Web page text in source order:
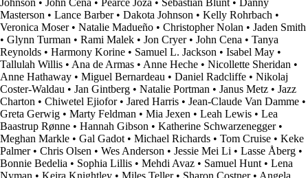
Johnson • John Cena • Pearce Joza • Sebastian Blunt • Danny
Masterson • Lance Barber• Dakota Johnson • Kelly Rohrbach •
Veronica Moser• Natalie Madueño • Christopher Nolan • Jaden Smith
• Glynn Turman • Rami Malek • Jon Cryer• John Cena • Tanya
Reynolds • Harmony Korine • Samuel L. Jackson • Isabel May •
Tallulah Willis • Ana de Armas • Anne Heche • Nicollette Sheridan •
Anne Hathaway • Miguel Bernardeau • Daniel Radcliffe • Nikolaj
Coster-Waldau • Jan Gintberg • Natalie Portman • Janus Metz • Jazz
Charton • Chiwetel Ejiofor• Jared Harris • Jean-Claude Van Damme •
Greta Gerwig • Marty Feldman • Mia Jexen • Leah Lewis • Lea
Baastrup Rønne • Hannah Gibson • Katherine Schwarzenegger•
Meghan Markle • Gal Gadot • Michael Richards • Tom Cruise • Keke
Palmer• Chris Olsen • Wes Anderson • Jessie Mei Li • Lasse Åberg •
Bonnie Bedelia • Sophia Lillis • Mehdi Avaz • Samuel Hunt • Lena